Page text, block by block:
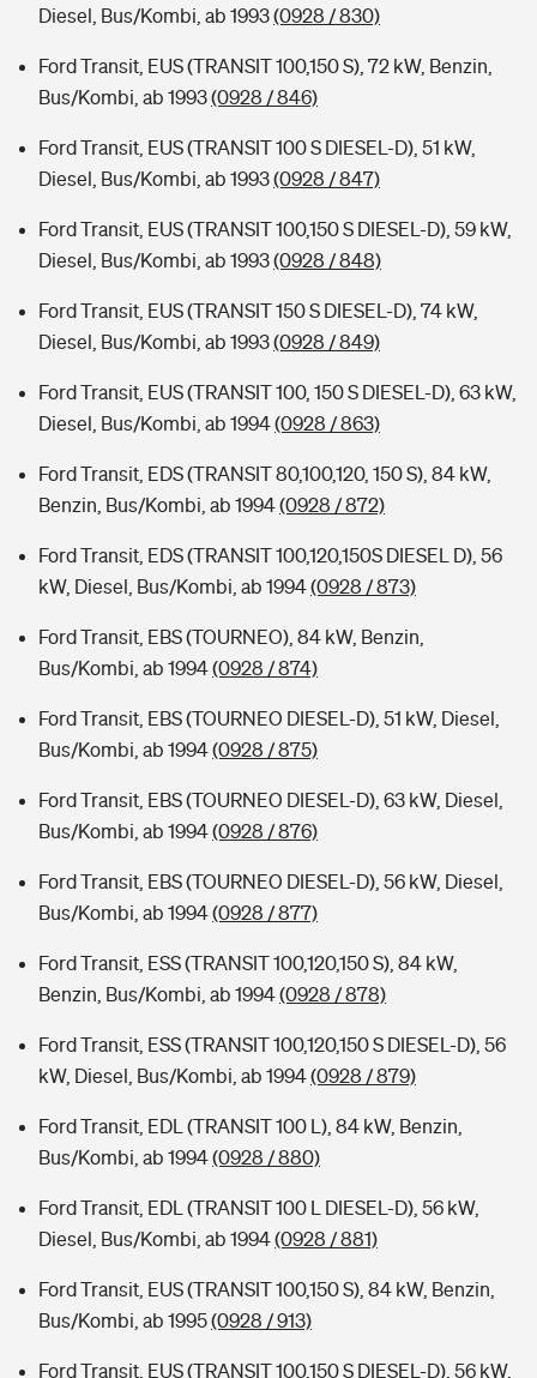
Diesel, Bus/Kombi, ab 1993(0928 / 830)
Ford Transit, EUS (TRANSIT 100,150 S), 72 kW, Benzin,
Bus/Kombi, ab 1993(0928 / 846)
Ford Transit, EUS (TRANSIT 100 S DIESEL-D), 51 kW,
Diesel, Bus/Kombi, ab 1993(0928 / 847)
Ford Transit, EUS (TRANSIT 100,150 S DIESEL-D), 59 kW,
Diesel, Bus/Kombi, ab 1993(0928 / 848)
Ford Transit, EUS (TRANSIT 150 S DIESEL-D), 74 kW,
Diesel, Bus/Kombi, ab 1993(0928 / 849)
Ford Transit, EUS (TRANSIT 100, 150 S DIESEL-D), 63 kW,
Diesel, Bus/Kombi, ab 1994(0928 / 863)
Ford Transit, EDS (TRANSIT 80,100,120, 150 S), 84 kW,
Benzin, Bus/Kombi, ab 1994(0928 / 872)
Ford Transit, EDS (TRANSIT 100,120,150S DIESEL D), 56
kW, Diesel, Bus/Kombi, ab 1994(0928 / 873)
Ford Transit, EBS (TOURNEO), 84 kW, Benzin,
Bus/Kombi, ab 1994(0928 / 874)
Ford Transit, EBS (TOURNEO DIESEL-D), 51 kW, Diesel,
Bus/Kombi, ab 1994(0928 / 875)
Ford Transit, EBS (TOURNEO DIESEL-D), 63 kW, Diesel,
Bus/Kombi, ab 1994(0928 / 876)
Ford Transit, EBS (TOURNEO DIESEL-D), 56 kW, Diesel,
Bus/Kombi, ab 1994(0928 / 877)
Ford Transit, ESS (TRANSIT 100,120,150 S), 84 kW,
Benzin, Bus/Kombi, ab 1994(0928 / 878)
Ford Transit, ESS (TRANSIT 100,120,150 S DIESEL-D), 56
kW, Diesel, Bus/Kombi, ab 1994(0928 / 879)
Ford Transit, EDL (TRANSIT 100 L), 84 kW, Benzin,
Bus/Kombi, ab 1994(0928 / 880)
Ford Transit, EDL (TRANSIT 100 L DIESEL-D), 56 kW,
Diesel, Bus/Kombi, ab 1994(0928 / 881)
Ford Transit, EUS (TRANSIT 100,150 S), 84 kW, Benzin,
Bus/Kombi, ab 1995(0928 / 913)
Ford Transit, EUS (TRANSIT 100,150 S DIESEL-D), 56 kW,